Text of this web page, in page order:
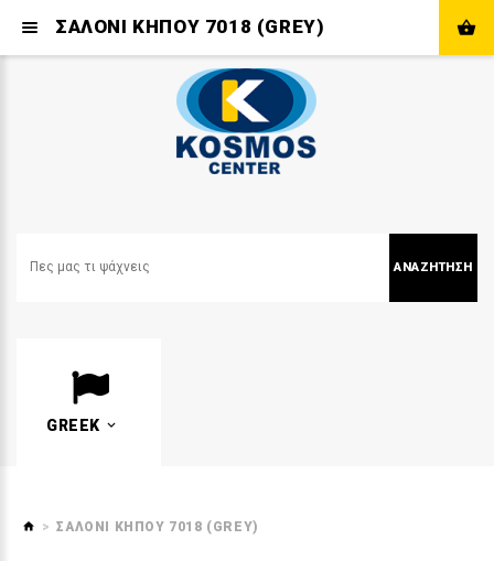
ΑΝΑΖΉΤΗΣΗ
GREEK
ΣΑΛΟΝΙ ΚΗΠΟΥ 7018 (GREY)
ΣΑΛΟΝΙ ΚΗΠΟΥ 7018 (GREY)